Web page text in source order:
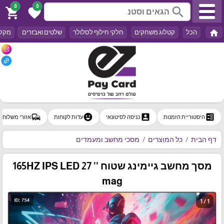
search
0
favorite
0
shopping_cart
home הכל קטלוג משחקים חלקי חילוף לסלולר שלטים ואבזרים
ballot היסטוריית הזמנות account_boxכניסה לסיטונאי emoji_emotionsעדות לקוחות commuteאזורי משלוח
דף הבית כל המוצרים מסכי מחשב ומעמדים
מסך מחשב גיימינג שטוח '' 165HZ IPS LED 27
mag
1 / 1